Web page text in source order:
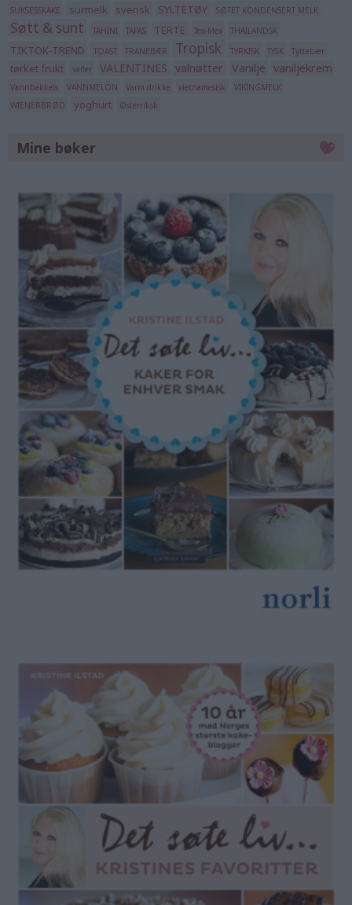
SUKSESSKAKE
surmelk svensk SYLTETØY SØTET KONDENSERT MELK
Søtt & sunt TAHINI TAPAS TERTE Tex-Mex THAILANDSK
TIKTOK-TREND TOAST TRANEBÆR Tropisk TYRKISK TYSK Tyttebær
tørket frukt vafler VALENTINES valnøtter Vanilje vaniljekrem
Vannbakkels VANNMELON Varm drikke vietnamesisk
VIKINGMELK
WIENERBRØD
yoghurt Østerriksk
Mine bøker